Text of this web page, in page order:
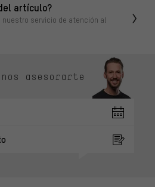
artículo?
nuestro servicio de atención al
asesorarte